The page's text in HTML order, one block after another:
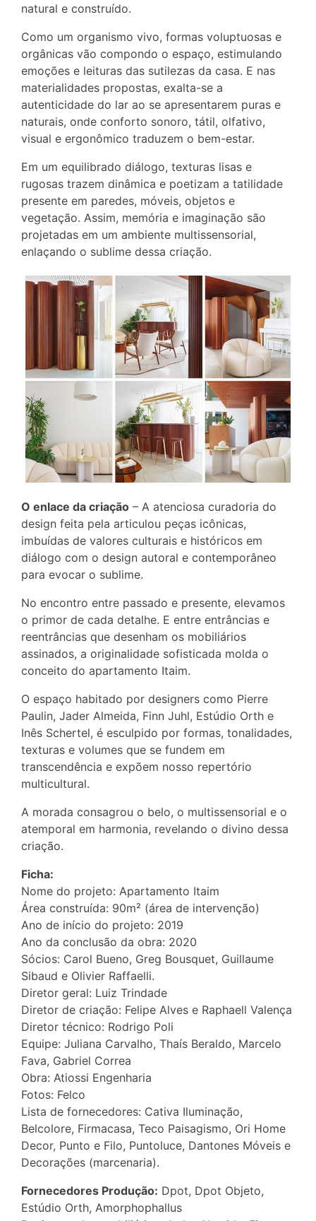
natural e construído.
Como um organismo vivo, formas voluptuosas e
orgânicas vão compondo o espaço, estimulando
emoções e leituras das sutilezas da casa. E nas
materialidades propostas, exalta-se a
autenticidade do lar ao se apresentarem puras e
naturais, onde conforto sonoro, tátil, olfativo,
visual e ergonômico traduzem o bem-estar.
Em um equilibrado diálogo, texturas lisas e
rugosas trazem dinâmica e poetizam a tatilidade
presente em paredes, móveis, objetos e
vegetação. Assim, memória e imaginação são
projetadas em um ambiente multissensorial,
enlaçando o sublime dessa criação.
O enlace da criação – A atenciosa curadoria do
design feita pela articulou peças icônicas,
imbuídas de valores culturais e históricos em
diálogo com o design autoral e contemporâneo
para evocar o sublime.
No encontro entre passado e presente, elevamos
o primor de cada detalhe. E entre entrâncias e
reentrâncias que desenham os mobiliários
assinados, a originalidade sofisticada molda o
conceito do apartamento Itaim.
O espaço habitado por designers como Pierre
Paulin, Jader Almeida, Finn Juhl, Estúdio Orth e
Inês Schertel, é esculpido por formas, tonalidades,
texturas e volumes que se fundem em
transcendência e expõem nosso repertório
multicultural.
A morada consagrou o belo, o multissensorial e o
atemporal em harmonia, revelando o divino dessa
criação.
Ficha:
Nome do projeto: Apartamento Itaim
Área construída: 90m² (área de intervenção)
Ano de início do projeto: 2019
Ano da conclusão da obra: 2020
Sócios: Carol Bueno, Greg Bousquet, Guillaume
Sibaud e Olivier Raffaelli.
Diretor geral: Luiz Trindade
Diretor de criação: Felipe Alves e Raphaell Valença
Diretor técnico: Rodrigo Poli
Equipe: Juliana Carvalho, Thaís Beraldo, Marcelo
Fava, Gabriel Correa
Obra: Atiossi Engenharia
Fotos: Felco
Lista de fornecedores: Cativa Iluminação,
Belcolore, Firmacasa, Teco Paisagismo, Ori Home
Decor, Punto e Filo, Puntoluce, Dantones Móveis e
Decorações (marcenaria).
Fornecedores Produção: Dpot, Dpot Objeto,
Estúdio Orth, Amorphophallus